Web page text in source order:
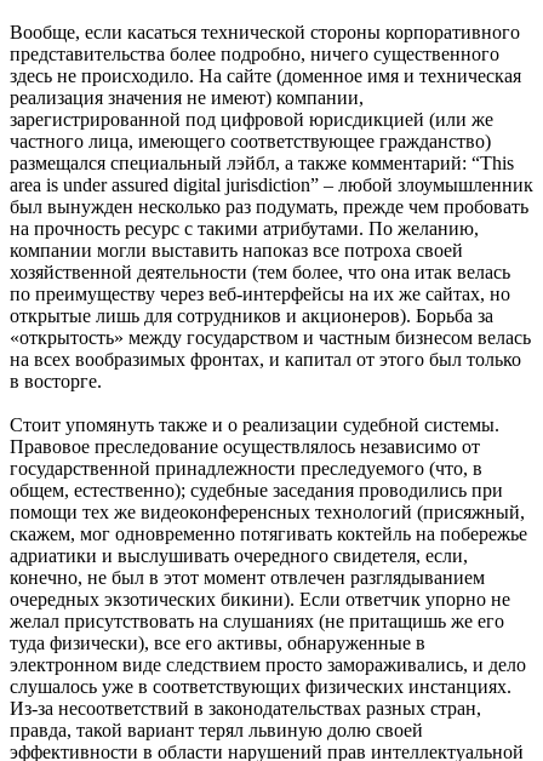
Вообще, если касаться технической стороны корпоративного
представительства более подробно, ничего существенного
здесь не происходило. На сайте (доменное имя и техническая
реализация значения не имеют) компании,
зарегистрированной под цифровой юрисдикцией (или же
частного лица, имеющего соответствующее гражданство)
размещался специальный лэйбл, а также комментарий: “This
area is under assured digital jurisdiction” – любой злоумышленник
был вынужден несколько раз подумать, прежде чем пробовать
на прочность ресурс с такими атрибутами. По желанию,
компании могли выставить напоказ все потроха своей
хозяйственной деятельности (тем более, что она итак велась
по преимуществу через веб-интерфейсы на их же сайтах, но
открытые лишь для сотрудников и акционеров). Борьба за
«открытость» между государством и частным бизнесом велась
на всех вообразимых фронтах, и капитал от этого был только
в восторге.
Стоит упомянуть также и о реализации судебной системы.
Правовое преследование осуществлялось независимо от
государственной принадлежности преследуемого (что, в
общем, естественно); судебные заседания проводились при
помощи тех же видеоконференсных технологий (присяжный,
скажем, мог одновременно потягивать коктейль на побережье
адриатики и выслушивать очередного свидетеля, если,
конечно, не был в этот момент отвлечен разглядыванием
очередных экзотических бикини). Если ответчик упорно не
желал присутствовать на слушаниях (не притащишь же его
туда физически), все его активы, обнаруженные в
электронном виде следствием просто замораживались, и дело
слушалось уже в соответствующих физических инстанциях.
Из-за несоответствий в законодательствах разных стран,
правда, такой вариант терял львиную долю своей
эффективности в области нарушений прав интеллектуальной